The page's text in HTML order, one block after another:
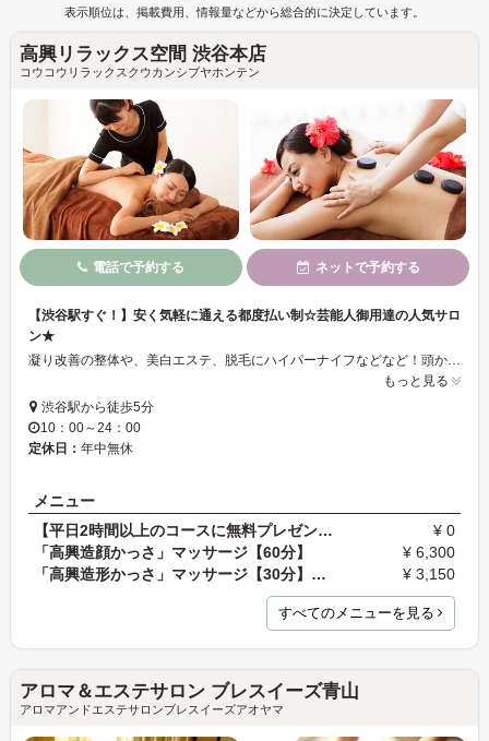
表示順位は、掲載費用、情報量などから総合的に決定しています。
高興リラックス空間 渋谷本店
コウコウリラックスクウカンシブヤホンテン
電話で予約する ネットで予約する
【渋谷駅すぐ！】安く気軽に通える都度払い制☆芸能人御用達の人気サロ
ン★
凝り改善の整体や、美白エステ、脱毛にハイパーナイフなどなど！頭からつま先までキレイになれる、豊富なコースをご用意☆ブライダルエステも人気です♪一番の魅力は都度払い制！好きなときに自分のペースで通えます◎最高品質の機械と技術は芸能人にも愛用されるほど☆きっと効果を実感していただけます*.°まずは一度お試しください！！
もっと見る
渋谷駅から徒歩5分
10：00～24：00
定休日： 年中無休
メニュー
【平日2時間以上のコースに無料プレゼント】サウナマ…
¥ 0
「高興造顔かっさ」マッサージ【60分】
¥ 6,300
「高興造形かっさ」マッサージ【30分】（背面下半身o…
¥ 3,150
すべてのメニューを見る
アロマ＆エステサロン ブレスイーズ青山
アロマアンドエステサロンブレスイーズアオヤマ